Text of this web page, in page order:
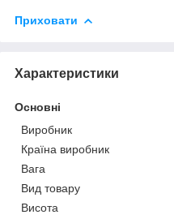
Приховати
Характеристики
Основні
Виробник
Країна виробник
Вага
Вид товару
Висота